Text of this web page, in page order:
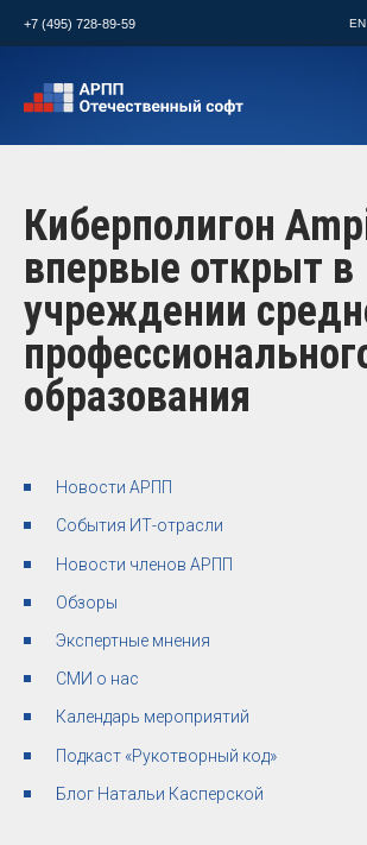
+7 (495) 728-89-59 EN
Киберполигон
впервые открыт в
учреждении
образования
Новости АРПП
События ИТ-отрасли
Новости членов АРПП
Обзоры
Экспертные мнения
СМИ о нас
Календарь мероприятий
Подкаст «Рукотворный код»
Блог Натальи Касперской